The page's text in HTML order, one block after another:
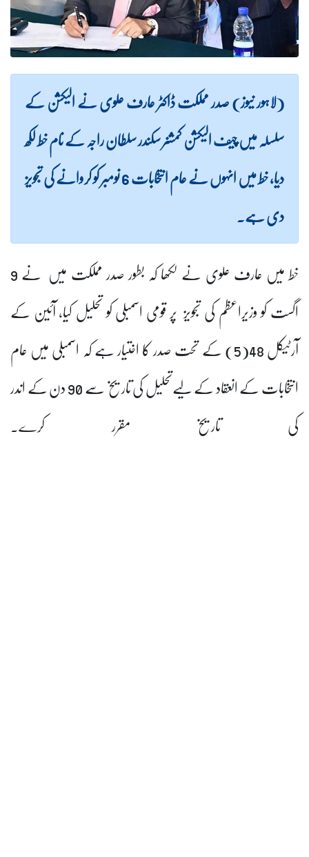
(لاہور نیوز) صدر مملکت ڈاکٹر عارف علوی نے الیکشن کے
سلسلہ میں چیف الیکشن کمشنر سکندر سلطان راجہ کے نام خط لکھ
دیا، خط میں انہوں نے عام انتخابات 6 نومبر کو کروانے کی تجویز
دی ہے۔
خط میں عارف علوی نے لکھا کہ بطور صدر مملکت میں نے 9
اگست کو وزیراعظم کی تجویز پر قومی اسمبلی کو تحلیل کیا، آئین کے
آرٹیکل 48(5) کے تحت صدر کا اختیار ہے کہ اسمبلی میں عام
انتخابات کے انعقاد کے لیےتحلیل کی تاریخ سے 90 دن کے اندر
کی تاریخ مقرر کرے۔